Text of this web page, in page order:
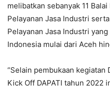
melibatkan sebanyak 11
Pelayanan Jasa Industri
Pelayanan Jasa Industri
Indonesia mulai dari Aceh
“Selain pembukaan kegiatan
Kick Off DAPATI tahun 2022